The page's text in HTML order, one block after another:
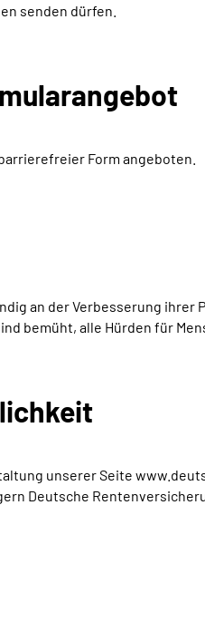
senden dürfen.
Form angeboten.
an der Verbesserung
bemüht, alle Hürden für
unserer Seite
Deutsche